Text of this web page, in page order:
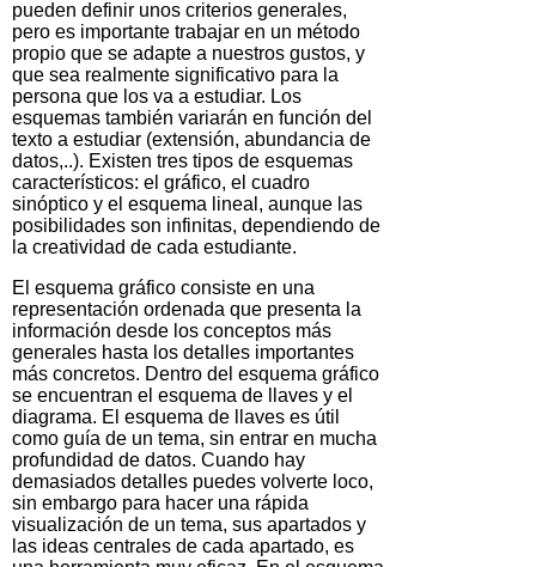
pueden definir unos criterios generales,
pero es importante trabajar en un método
propio que se adapte a nuestros gustos, y
que sea realmente significativo para la
persona que los va a estudiar. Los
esquemas también variarán en función del
texto a estudiar (extensión, abundancia de
datos,..). Existen tres tipos de esquemas
característicos: el gráfico, el cuadro
sinóptico y el esquema lineal, aunque las
posibilidades son infinitas, dependiendo de
la creatividad de cada estudiante.
El esquema gráfico consiste en una
representación ordenada que presenta la
información desde los conceptos más
generales hasta los detalles importantes
más concretos. Dentro del esquema gráfico
se encuentran el esquema de llaves y el
diagrama. El esquema de llaves es útil
como guía de un tema, sin entrar en mucha
profundidad de datos. Cuando hay
demasiados detalles puedes volverte loco,
sin embargo para hacer una rápida
visualización de un tema, sus apartados y
las ideas centrales de cada apartado, es